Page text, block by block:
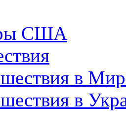
США
в
в